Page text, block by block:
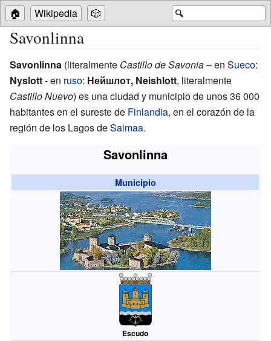
🔍
🏠 Wikipedia 🎲
Savonlinna
Savonlinna (literalmente Castillo de Savonia– en Sueco:
Nyslott- en ruso: Нейшлот, Neishlott, literalmente
Castillo Nuevo) es una ciudad y municipio de unos 36000
habitantes en el sureste de Finlandia, en el corazón de la
región de los Lagos deSaimaa.
Savonlinna
Municipio
Escudo